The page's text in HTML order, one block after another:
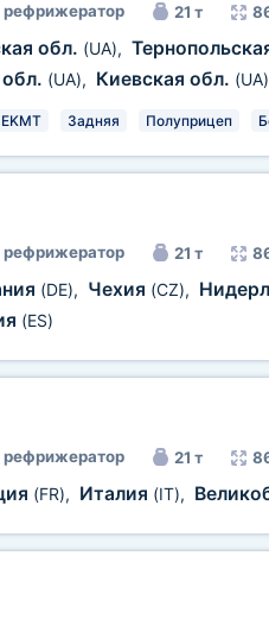
рефрижератор 21 т
обл. (UA),
(UA), Киевская обл. (UA)
EKMT Задняя Полуприцеп
рефрижератор 21 т
(DE), Чехия (CZ),
(ES)
рефрижератор 21 т
(FR), Италия (IT),